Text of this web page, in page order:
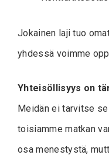
Jokainen laji tuo
yhdessä voimme
Yhteisöllisyys on
Meidän ei tarvitse
toisiamme matkan
osa menestystä,